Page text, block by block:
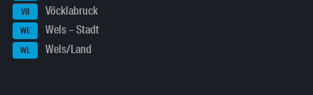
VB Vöcklabruck
WE Wels – Stadt
WL Wels/Land